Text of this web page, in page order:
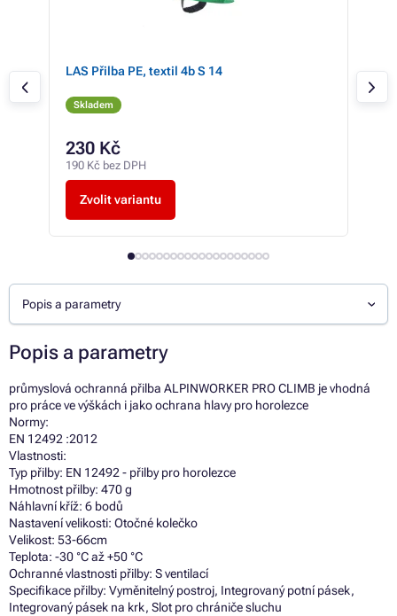
LAS Přilba PE, textil 4b S 14
Skladem
230 Kč
190 Kč bez DPH
Zvolit variantu
Popis a parametry
Popis a parametry
průmyslová ochranná přilba ALPINWORKER PRO CLIMB je vhodná
pro práce ve výškách i jako ochrana hlavy pro horolezce
Normy:
EN 12492 :2012
Vlastnosti:
Typ přilby: EN 12492 - přilby pro horolezce
Hmotnost přilby: 470 g
Náhlavní kříž: 6 bodů
Nastavení velikosti: Otočné kolečko
Velikost: 53-66cm
Teplota: -30 °C až +50 °C
Ochranné vlastnosti přilby: S ventilací
Specifikace přilby: Vyměnitelný postroj, Integrovaný potní pásek,
Integrovaný pásek na krk, Slot pro chrániče sluchu